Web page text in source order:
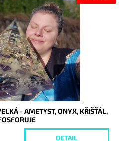
- AMETYST, ONYX, KŘIŠŤÁL,
DETAIL